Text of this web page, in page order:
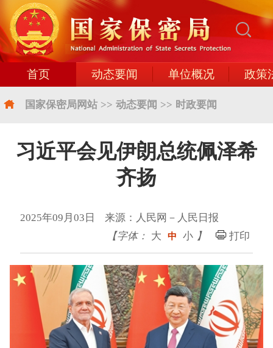
首页 动态要闻 单位概况 政策
国家保密局网站 >> 动态要闻 >> 时政要闻
习近平会见伊朗总统佩泽希
齐扬
2025年09月03日 来源：人民网－人民日报
【字体： 大 中 小 】 打印